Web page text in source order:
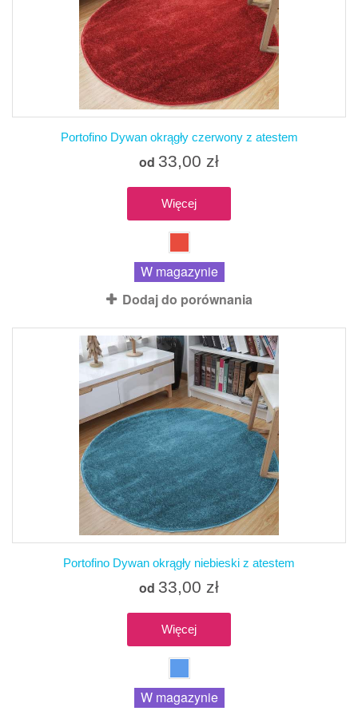
Portofino Dywan okrągły czerwony z atestem
od 33,00 zł
Więcej
W magazynie
Dodaj do porównania
Portofino Dywan okrągły niebieski z atestem
od 33,00 zł
Więcej
W magazynie